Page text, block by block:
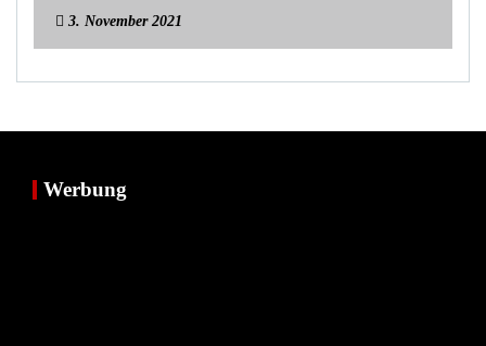
3. November 2021
Werbung